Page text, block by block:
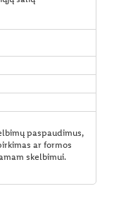
paspaudimus,
ar formos
skelbimui.